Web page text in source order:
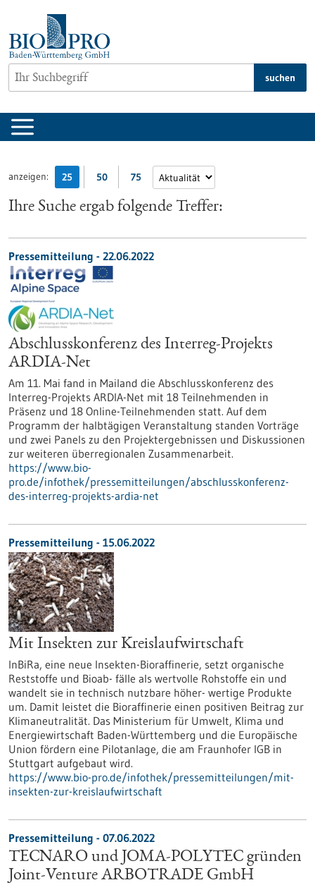
springen
suchen
anzeigen: 25 50 75
Ihre Suche ergab folgende Treffer:
Pressemitteilung - 22.06.2022
Abschlusskonferenz des Interreg-Projekts
ARDIA-Net
Am 11. Mai fand in Mailand die Abschlusskonferenz des
Interreg-Projekts ARDIA-Net mit 18 Teilnehmenden in
Präsenz und 18 Online-Teilnehmenden statt. Auf dem
Programm der halbtägigen Veranstaltung standen Vorträge
und zwei Panels zu den Projektergebnissen und Diskussionen
zur weiteren überregionalen Zusammenarbeit.
https://www.bio-
pro.de/infothek/pressemitteilungen/abschlusskonferenz-
des-interreg-projekts-ardia-net
Pressemitteilung - 15.06.2022
Mit Insekten zur Kreislaufwirtschaft
InBiRa, eine neue Insekten-Bioraffinerie, setzt organische
Reststoffe und Bioab- fälle als wertvolle Rohstoffe ein und
wandelt sie in technisch nutzbare höher- wertige Produkte
um. Damit leistet die Bioraffinerie einen positiven Beitrag zur
Klimaneutralität. Das Ministerium für Umwelt, Klima und
Energiewirtschaft Baden-Württemberg und die Europäische
Union fördern eine Pilotanlage, die am Fraunhofer IGB in
Stuttgart aufgebaut wird.
https://www.bio-pro.de/infothek/pressemitteilungen/mit-
insekten-zur-kreislaufwirtschaft
Pressemitteilung - 07.06.2022
TECNARO und JOMA-POLYTEC gründen
Joint-Venture ARBOTRADE GmbH